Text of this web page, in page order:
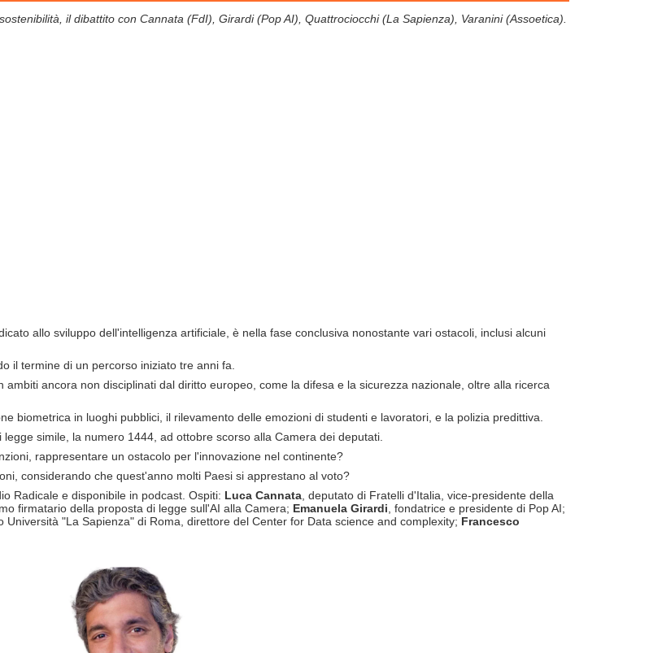
il dibattito con Cannata (FdI), Girardi (Pop AI), Quattrociocchi (La Sapienza), Varanini (Assoetica).
allo sviluppo dell'intelligenza artificiale, è nella fase conclusiva nonostante vari ostacoli, inclusi alcuni
il termine di un percorso iniziato tre anni fa.
ancora non disciplinati dal diritto europeo, come la difesa e la sicurezza nazionale, oltre alla ricerca
biometrica in luoghi pubblici, il rilevamento delle emozioni di studenti e lavoratori, e la polizia predittiva.
simile, la numero 1444, ad ottobre scorso alla Camera dei deputati.
rappresentare un ostacolo per l'innovazione nel continente?
considerando che quest'anno molti Paesi si apprestano al voto?
Radicale e disponibile in podcast. Ospiti: Luca Cannata , deputato di Fratelli d'Italia, vice-presidente della
firmatario della proposta di legge sull'AI alla Camera; Emanuela Girardi , fondatrice e presidente di Pop AI;
Università "La Sapienza" di Roma, direttore del Center for Data science and complexity; Francesco